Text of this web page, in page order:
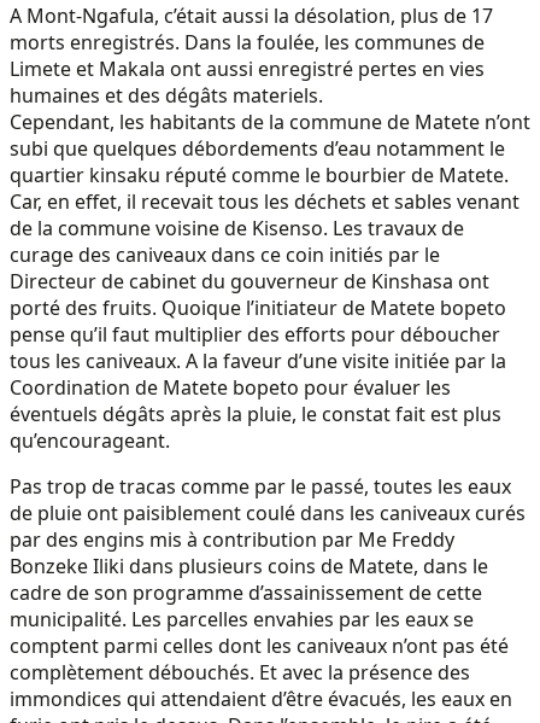
A Mont-Ngafula, c’était aussi la désolation, plus de 17
morts enregistrés. Dans la foulée, les communes de
Limete et Makala ont aussi enregistré pertes en vies
humaines et des dégâts materiels.
Cependant, les habitants de la commune de Matete n’ont
subi que quelques débordements d’eau notamment le
quartier kinsaku réputé comme le bourbier de Matete.
Car, en effet, il recevait tous les déchets et sables venant
de la commune voisine de Kisenso. Les travaux de
curage des caniveaux dans ce coin initiés par le
Directeur de cabinet du gouverneur de Kinshasa ont
porté des fruits. Quoique l’initiateur de Matete bopeto
pense qu’il faut multiplier des efforts pour déboucher
tous les caniveaux. A la faveur d’une visite initiée par la
Coordination de Matete bopeto pour évaluer les
éventuels dégâts après la pluie, le constat fait est plus
qu’encourageant.
Pas trop de tracas comme par le passé, toutes les eaux
de pluie ont paisiblement coulé dans les caniveaux curés
par des engins mis à contribution par Me Freddy
Bonzeke Iliki dans plusieurs coins de Matete, dans le
cadre de son programme d’assainissement de cette
municipalité. Les parcelles envahies par les eaux se
comptent parmi celles dont les caniveaux n’ont pas été
complètement débouchés. Et avec la présence des
immondices qui attendaient d’être évacués, les eaux en